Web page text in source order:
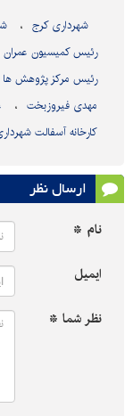
شهرداری کرج
رئیس کمیسیون
رئیس مرکز پژوهش ها
مهدی فیروزبخت
کارخانه آسفالت
ارسال نظر
نام *
ایمیل
نظر شما *